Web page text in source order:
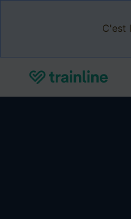
C'est